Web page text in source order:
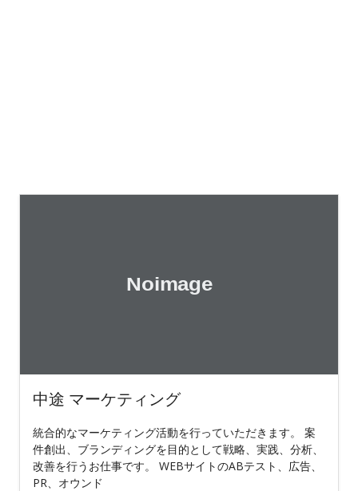
中途 マーケティング
統合的なマーケティング活動を行っていただきます。 案
件創出、ブランディングを目的として戦略、実践、分析、
改善を行うお仕事です。 WEBサイトのABテスト、広告、
PR、オウンド